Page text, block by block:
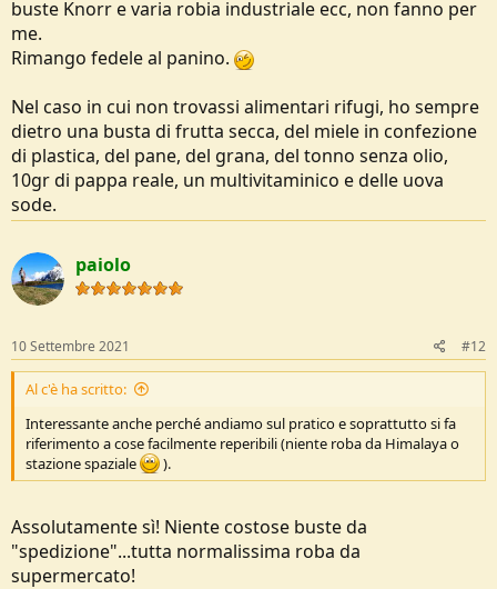
buste Knorr e varia robia industriale ecc, non fanno per
me.
Rimango fedele al panino.
Nel caso in cui non trovassi alimentari rifugi, ho sempre
dietro una busta di frutta secca, del miele in confezione
di plastica, del pane, del grana, del tonno senza olio,
10gr di pappa reale, un multivitaminico e delle uova
sode.
paiolo
10 Settembre 2021 #12
Al c'è ha scritto:
Interessante anche perché andiamo sul pratico e soprattutto si fa
riferimento a cose facilmente reperibili (niente roba da Himalaya o
stazione spaziale
).
Assolutamente sì! Niente costose buste da
"spedizione"...tutta normalissima roba da
supermercato!